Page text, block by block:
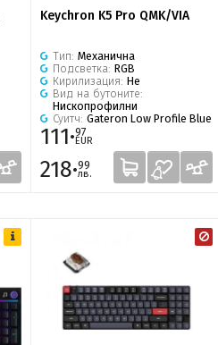
Keychron K5 Pro QMK/VIA
Тип: Механична
Подсветка: RGB
Кирилизация: Не
Вид на бутоните:
Нископрофилни
Суитч: Gateron Low Profile Blue
111·97
EUR
218·99
лв.